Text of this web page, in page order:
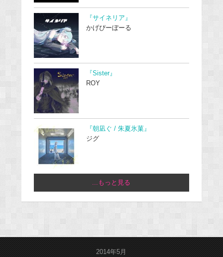
『サイネリア』
かげぴーぼーる
『Sister』
ROY
『朝凪ぐ / 朱夏氷菓』
ジグ
...もっと見る
2014年5月